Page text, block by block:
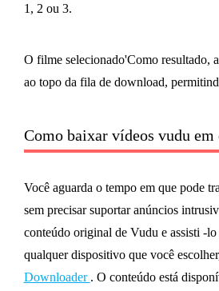
1, 2 ou 3.
O filme selecionado'Como resultado,
ao topo da fila de download,
Como baixar vídeos vudu em
Você aguarda o tempo em que pode
sem precisar suportar anúncios
conteúdo original de Vudu e assisti -
qualquer dispositivo que você
Downloader . O conteúdo está